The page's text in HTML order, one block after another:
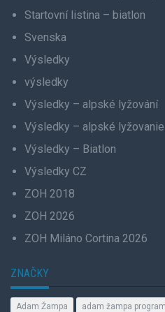
Startovní listina – biatlon
Svenska
Výsledky
výsledky
Výsledky – alpské lyžování
Výsledky – alpské lyžovanie
Výsledky – Biatlon
Výsledky CZ
ZOH 2018
ZOH 2026
ZOH Miláno Cortina 2026
ZNAČKY
Adam Žampa adam žampa